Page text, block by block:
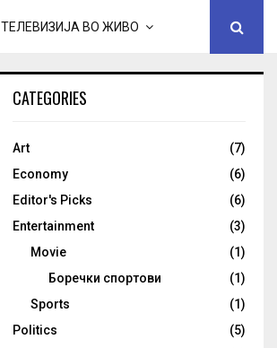
ТЕЛЕВИЗИЈА ВО ЖИВО
CATEGORIES
Art
(7)
Economy
(6)
Editor's Picks
(6)
Entertainment
(3)
Movie
(1)
Боречки спортови
(1)
Sports
(1)
Politics
(5)